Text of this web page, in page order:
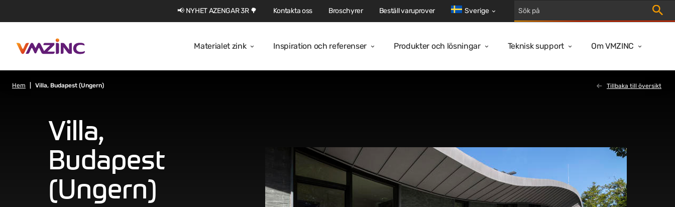
Materialet zink Inspiration och referenser Produkter och lösningar Teknisk support Om VMZINC
📢 NYHET AZENGAR 3R 🌳 Kontakta oss Broschyrer Beställ varuprover Sverige
Hem Villa, Budapest (Ungern) Tillbaka till översikt
Villa,
Budapest
(Ungern)